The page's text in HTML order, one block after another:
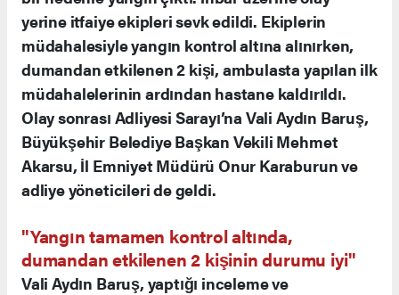
yerine itfaiye ekipleri sevk edildi. Ekiplerin
müdahalesiyle yangın kontrol altına alınırken,
dumandan etkilenen 2 kişi, ambulasta yapılan ilk
müdahalelerinin ardından hastane kaldırıldı.
Olay sonrası Adliyesi Sarayı’na Vali Aydın Baruş,
Büyükşehir Belediye Başkan Vekili Mehmet
Akarsu, İl Emniyet Müdürü Onur Karaburun ve
adliye yöneticileri de geldi.
"Yangın tamamen kontrol altında,
dumandan etkilenen 2 kişinin durumu iyi"
Vali Aydın Baruş, yaptığı inceleme ve